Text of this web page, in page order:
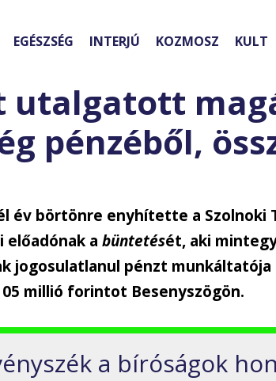
EGÉSZSÉG INTERJÚ KOZMOSZ KULT
utalgatott
pénzéből,
év börtönre enyhítette a Szolnoki
előadónak abüntetését, aki
jogosulatlanul pénzt munkáltatója
millió forintot Besenyszögön.
a bíróságok